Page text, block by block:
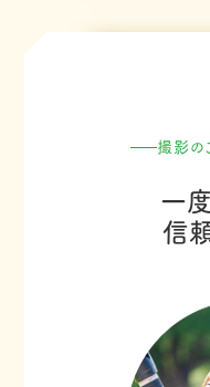
撮影の
一度
信